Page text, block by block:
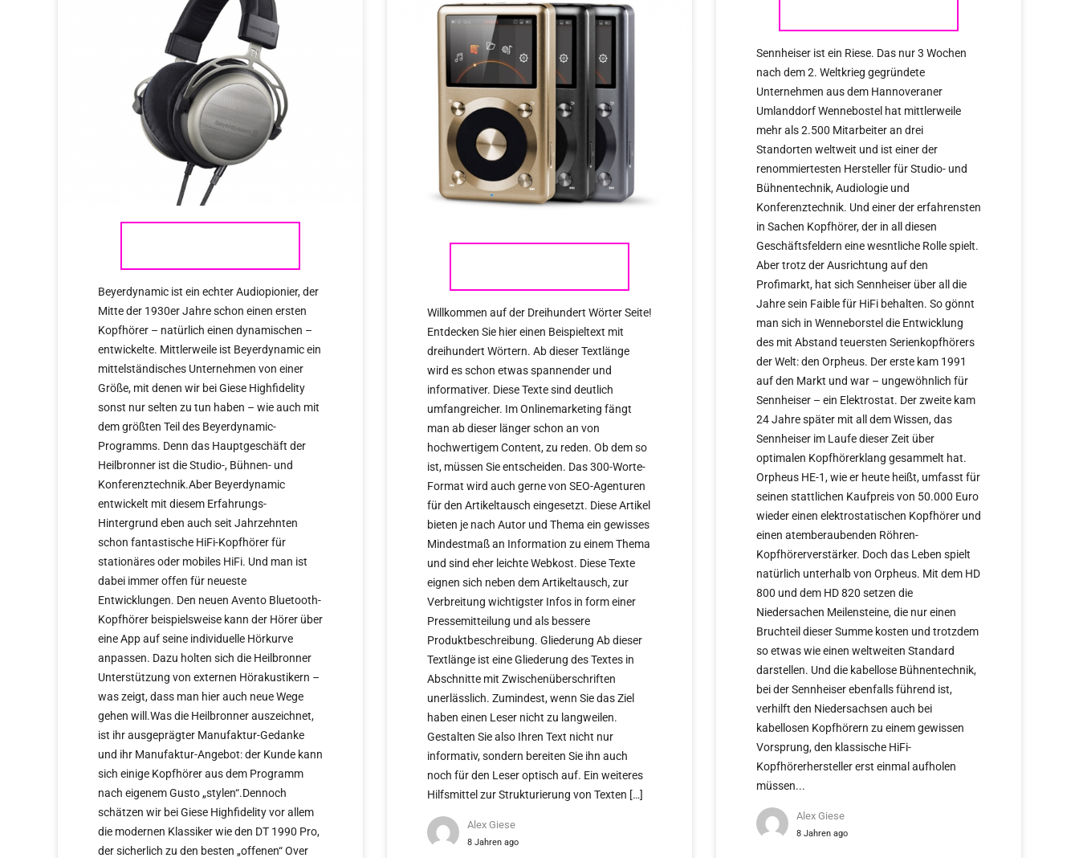
Beyerdynamic ist ein echter Audiopionier, der
Mitte der 1930er Jahre schon einen ersten
Kopfhörer – natürlich einen dynamischen –
entwickelte. Mittlerweile ist Beyerdynamic ein
mittelständisches Unternehmen von einer
Größe, mit denen wir bei Giese Highfidelity
sonst nur selten zu tun haben – wie auch mit
dem größten Teil des Beyerdynamic-
Programms. Denn das Hauptgeschäft der
Heilbronner ist die Studio-, Bühnen- und
Konferenztechnik.Aber Beyerdynamic
entwickelt mit diesem Erfahrungs-
Hintergrund eben auch seit Jahrzehnten
schon fantastische HiFi-Kopfhörer für
stationäres oder mobiles HiFi. Und man ist
dabei immer offen für neueste
Entwicklungen. Den neuen Avento Bluetooth-
Kopfhörer beispielsweise kann der Hörer über
eine App auf seine individuelle Hörkurve
anpassen. Dazu holten sich die Heilbronner
Unterstützung von externen Hörakustikern –
was zeigt, dass man hier auch neue Wege
gehen will.Was die Heilbronner auszeichnet,
ist ihr ausgeprägter Manufaktur-Gedanke
und ihr Manufaktur-Angebot: der Kunde kann
sich einige Kopfhörer aus dem Programm
nach eigenem Gusto „stylen“.Dennoch
schätzen wir bei Giese Highfidelity vor allem
die modernen Klassiker wie den DT 1990 Pro,
der sicherlich zu den besten „offenen“ Over
Willkommen auf der Dreihundert Wörter Seite!
Entdecken Sie hier einen Beispieltext mit
dreihundert Wörtern. Ab dieser Textlänge
wird es schon etwas spannender und
informativer. Diese Texte sind deutlich
umfangreicher. Im Onlinemarketing fängt
man ab dieser länger schon an von
hochwertigem Content, zu reden. Ob dem so
ist, müssen Sie entscheiden. Das 300-Worte-
Format wird auch gerne von SEO-Agenturen
für den Artikeltausch eingesetzt. Diese Artikel
bieten je nach Autor und Thema ein gewisses
Mindestmaß an Information zu einem Thema
und sind eher leichte Webkost. Diese Texte
eignen sich neben dem Artikeltausch, zur
Verbreitung wichtigster Infos in form einer
Pressemitteilung und als bessere
Produktbeschreibung. Gliederung Ab dieser
Textlänge ist eine Gliederung des Textes in
Abschnitte mit Zwischenüberschriften
unerlässlich. Zumindest, wenn Sie das Ziel
haben einen Leser nicht zu langweilen.
Gestalten Sie also Ihren Text nicht nur
informativ, sondern bereiten Sie ihn auch
noch für den Leser optisch auf. Ein weiteres
Hilfsmittel zur Strukturierung von Texten […]
Alex Giese
8 Jahren ago
Sennheiser ist ein Riese. Das nur 3 Wochen
nach dem 2. Weltkrieg gegründete
Unternehmen aus dem Hannoveraner
Umlanddorf Wennebostel hat mittlerweile
mehr als 2.500 Mitarbeiter an drei
Standorten weltweit und ist einer der
renommiertesten Hersteller für Studio- und
Bühnentechnik, Audiologie und
Konferenztechnik. Und einer der erfahrensten
in Sachen Kopfhörer, der in all diesen
Geschäftsfeldern eine wesntliche Rolle spielt.
Aber trotz der Ausrichtung auf den
Profimarkt, hat sich Sennheiser über all die
Jahre sein Faible für HiFi behalten. So gönnt
man sich in Wenneborstel die Entwicklung
des mit Abstand teuersten Serienkopfhörers
der Welt: den Orpheus. Der erste kam 1991
auf den Markt und war – ungewöhnlich für
Sennheiser – ein Elektrostat. Der zweite kam
24 Jahre später mit all dem Wissen, das
Sennheiser im Laufe dieser Zeit über
optimalen Kopfhörerklang gesammelt hat.
Orpheus HE-1, wie er heute heißt, umfasst für
seinen stattlichen Kaufpreis von 50.000 Euro
wieder einen elektrostatischen Kopfhörer und
einen atemberaubenden Röhren-
Kopfhörerverstärker. Doch das Leben spielt
natürlich unterhalb von Orpheus. Mit dem HD
800 und dem HD 820 setzen die
Niedersachen Meilensteine, die nur einen
Bruchteil dieser Summe kosten und trotzdem
so etwas wie einen weltweiten Standard
darstellen. Und die kabellose Bühnentechnik,
bei der Sennheiser ebenfalls führend ist,
verhilft den Niedersachsen auch bei
kabellosen Kopfhörern zu einem gewissen
Vorsprung, den klassische HiFi-
Kopfhörerhersteller erst einmal aufholen
müssen...
Alex Giese
8 Jahren ago